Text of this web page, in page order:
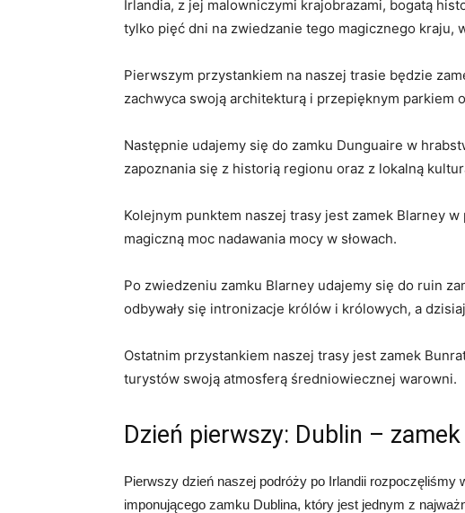
Irlandia, z ⁤jej malowniczymi krajobrazami, bogatą
tylko pięć dni na ‌zwiedzanie tego magicznego kraju,
Pierwszym przystankiem⁣ na naszej trasie będzie
zachwyca swoją architekturą i przepięknym parkiem
Następnie‍ udajemy się do ‍zamku Dunguaire ​w
zapoznania się z historią regionu oraz z​ lokalną​
Kolejnym punktem naszej trasy jest⁣ zamek Blarney‌
magiczną moc nadawania mocy w ‌słowach.
Po zwiedzeniu zamku Blarney‍ udajemy się do​ ruin
odbywały ⁣się intronizacje królów ⁣i‌ królowych, a
Ostatnim przystankiem naszej ​trasy jest zamek
turystów swoją atmosferą średniowiecznej warowni.
Dzień pierwszy: Dublin –
Pierwszy dzień naszej podróży po Irlandii
imponującego zamku Dublina, który jest jednym z